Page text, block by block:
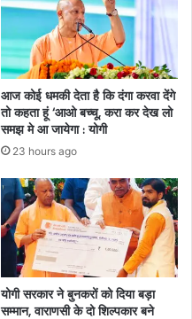
आज कोई धमकी देता है कि दंगा करवा देंगे
तो कहता हूं ‘आओ बच्चू, करा कर देख लो
समझ मे आ जायेगा : योगी
23 hours ago
योगी सरकार ने बुनकरों को दिया बड़ा
सम्मान, वाराणसी के दो शिल्पकार बने